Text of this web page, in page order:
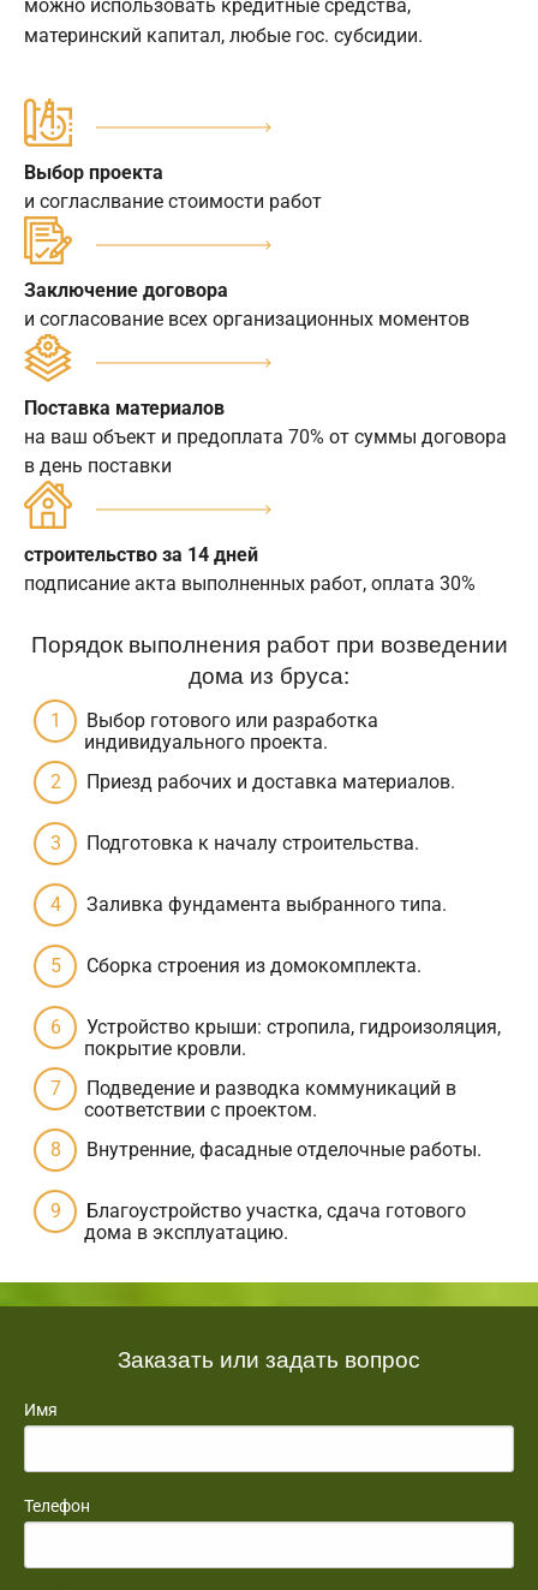
можно использовать кредитные средства,
материнский капитал, любые гос. субсидии.
Выбор проекта
и согласлвание стоимости работ
Заключение договора
и согласование всех организационных моментов
Поставка материалов
на ваш объект и предоплата 70% от суммы договора
в день поставки
строительство за 14 дней
подписание акта выполненных работ, оплата 30%
Порядок выполнения работ при возведении
дома из бруса:
Выбор готового или разработка
индивидуального проекта.
Приезд рабочих и доставка материалов.
Подготовка к началу строительства.
Заливка фундамента выбранного типа.
Сборка строения из домокомплекта.
Устройство крыши: стропила, гидроизоляция,
покрытие кровли.
Подведение и разводка коммуникаций в
соответствии с проектом.
Внутренние, фасадные отделочные работы.
Благоустройство участка, сдача готового
дома в эксплуатацию.
Заказать или задать вопрос
Имя
Телефон